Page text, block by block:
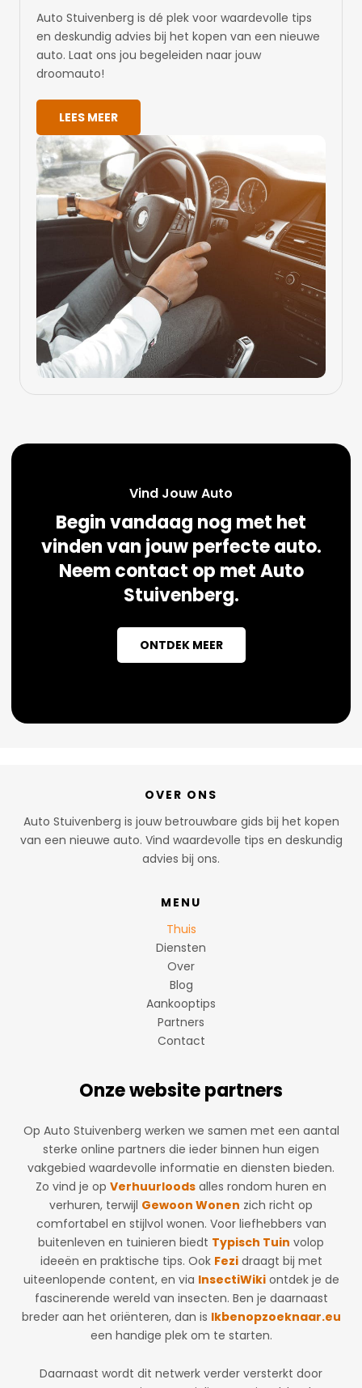
Auto Stuivenberg is dé plek voor waardevolle tips
en deskundig advies bij het kopen van een nieuwe
auto. Laat ons jou begeleiden naar jouw
droomauto!
LEES MEER
Vind Jouw Auto
Begin vandaag nog met het
vinden van jouw perfecte auto.
Neem contact op met Auto
Stuivenberg.
ONTDEK MEER
OVER ONS
Auto Stuivenberg is jouw betrouwbare gids bij het kopen
van een nieuwe auto. Vind waardevolle tips en deskundig
advies bij ons.
MENU
Thuis
Diensten
Over
Blog
Aankooptips
Partners
Contact
Onze website partners
Op Auto Stuivenberg werken we samen met een aantal
sterke online partners die ieder binnen hun eigen
vakgebied waardevolle informatie en diensten bieden.
Zo vind je op Verhuurloods alles rondom huren en
verhuren, terwijl Gewoon Wonen zich richt op
comfortabel en stijlvol wonen. Voor liefhebbers van
buitenleven en tuinieren biedt Typisch Tuin volop
ideeën en praktische tips. Ook Fezidraagt bij met
uiteenlopende content, en via InsectiWikiontdek je de
fascinerende wereld van insecten. Ben je daarnaast
breder aan het oriënteren, dan is Ikbenopzoeknaar.eu
een handige plek om te starten.
Daarnaast wordt dit netwerk verder versterkt door